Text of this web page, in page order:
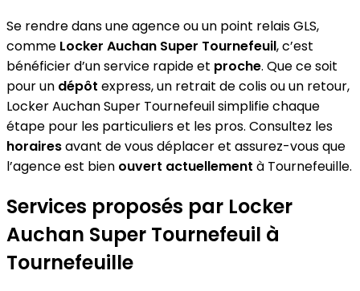
Se rendre dans une agence ou un point relais GLS,
comme Locker Auchan Super Tournefeuil, c’est
bénéficier d’un service rapide et proche. Que ce soit
pour un dépôt express, un retrait de colis ou un retour,
Locker Auchan Super Tournefeuil simplifie chaque
étape pour les particuliers et les pros. Consultez les
horairesavant de vous déplacer et assurez-vous que
l’agence est bien ouvert actuellement à Tournefeuille.
Services proposés par Locker
Auchan Super Tournefeuil à
Tournefeuille